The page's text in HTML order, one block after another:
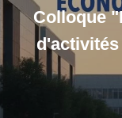
Colloque